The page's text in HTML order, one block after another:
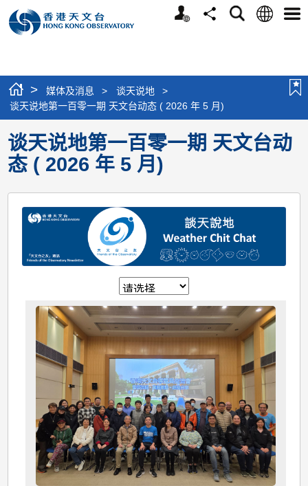
个
分
搜
语
选
> 媒体及消息 > 谈天说地
>
谈天说地第一百零一期 天文台动态 ( 2026 年 5 月)
谈天说地第一百零一期 天文台动
态 ( 2026 年 5 月)